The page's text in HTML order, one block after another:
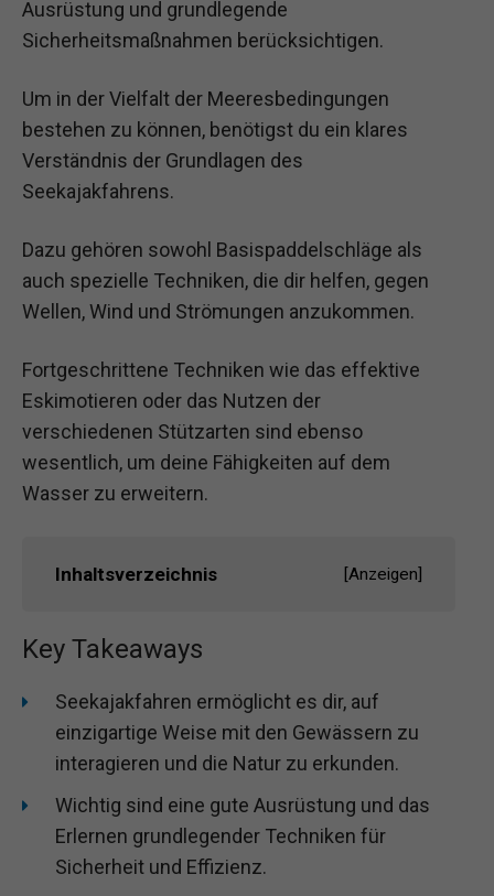
Ausrüstung und grundlegende
Sicherheitsmaßnahmen berücksichtigen.
Um in der Vielfalt der Meeresbedingungen
bestehen zu können, benötigst du ein klares
Verständnis der Grundlagen des
Seekajakfahrens.
Dazu gehören sowohl Basispaddelschläge als
auch spezielle Techniken, die dir helfen, gegen
Wellen, Wind und Strömungen anzukommen.
Fortgeschrittene Techniken wie das effektive
Eskimotieren oder das Nutzen der
verschiedenen Stützarten sind ebenso
wesentlich, um deine Fähigkeiten auf dem
Wasser zu erweitern.
Inhaltsverzeichnis Anzeigen
Key Takeaways
Seekajakfahren ermöglicht es dir, auf
einzigartige Weise mit den Gewässern zu
interagieren und die Natur zu erkunden.
Wichtig sind eine gute Ausrüstung und das
Erlernen grundlegender Techniken für
Sicherheit und Effizienz.